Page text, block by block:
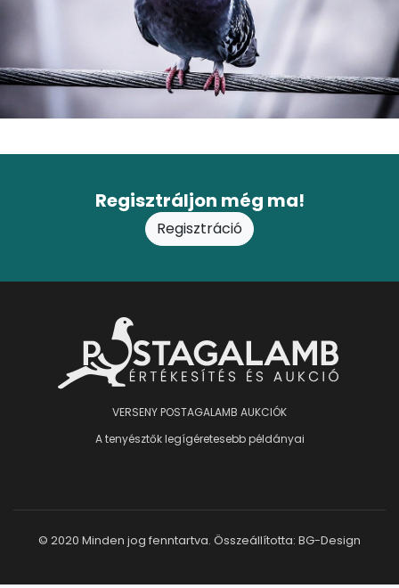
Regisztráljon még ma!
Regisztráció
VERSENY POSTAGALAMB AUKCIÓK
A tenyésztők legígéretesebb példányai
© 2020 Minden jog fenntartva. Összeállította: BG-Design